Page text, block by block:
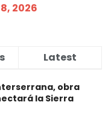
2026
Latest
obra
la Sierra